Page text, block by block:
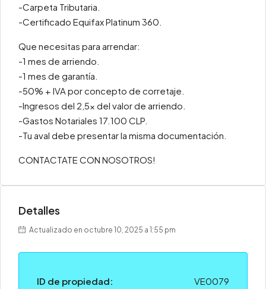
-Carpeta Tributaria.
-Certificado Equifax Platinum 360.
Que necesitas para arrendar:
-1 mes de arriendo.
-1 mes de garantía.
-50% + IVA por concepto de corretaje.
-Ingresos del 2,5x del valor de arriendo.
-Gastos Notariales 17.100 CLP.
-Tu aval debe presentar la misma documentación.
CONTACTATE CON NOSOTROS!
Detalles
Actualizado en octubre 10, 2025 a 1:55 pm
ID de propiedad:
VE0079